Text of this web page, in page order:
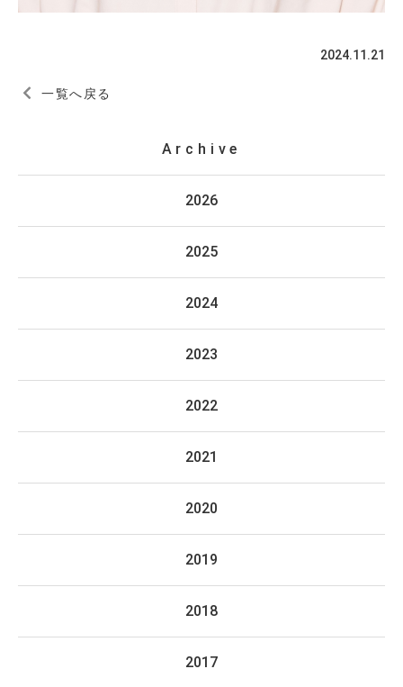
2024.11.21
一覧へ戻る
Archive
2026
2025
2024
2023
2022
2021
2020
2019
2018
2017